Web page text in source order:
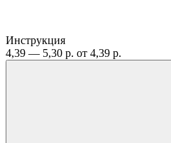
Инструкция
4,39 — 5,30 р. от 4,39 р.